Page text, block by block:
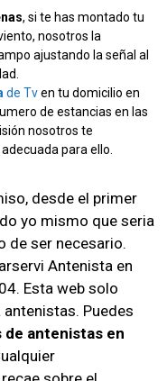
, si te has montado tu
nosotros la
ajustando la señal al
de Tven tu domicilio en
de estancias en las
nosotros te
para ello.
desde el primer
yo mismo que seria
de ser necesario.
Antenista en
Esta web solo
Puedes
de antenistas en